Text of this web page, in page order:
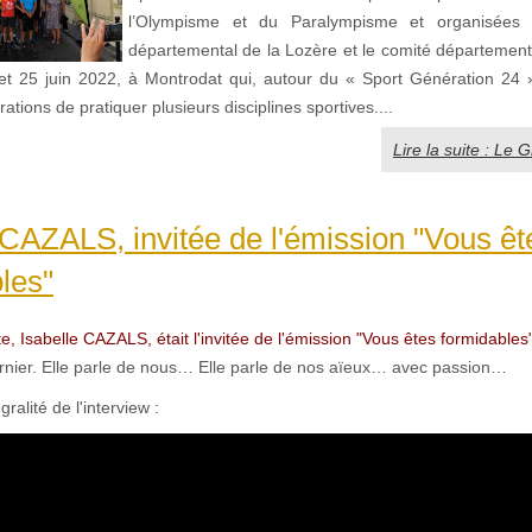
l’Olympisme et du Paralympisme et
départemental de la Lozère et le comité
25 juin 2022, à Montrodat qui, autour du « Sport Génération 24
de pratiquer plusieurs disciplines sportives....
Lire la suite : Le
invitée de l'émission "Vous
Isabelle CAZALS, était l'invitée de l'émission "Vous êtes
Elle parle de nous… Elle parle de nos aïeux… avec passion…
de l'interview :